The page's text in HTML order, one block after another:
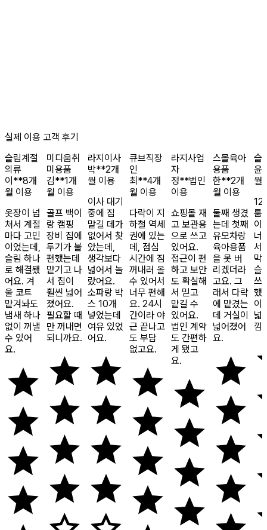
실제 이용 고객 후기
슬림계절
의류
이**8개
월 이용
옷장이 넘
쳐서 계절
마다 고민
이었는데,
슬림 하나
로 해결됐
어요. 겨
울 코트
맡겨놔도
냄새 하나
없이 꺼낼
수 있어
요.
미디움취
미용품
김**1개
월 이용
골프 백이
랑 캠핑
장비 집에
두기가 불
편했는데
맡기고 나
서 집이
훨씬 넓어
졌어요.
필요할 때
만 꺼내면
되니까요.
라지이사
박**2개
월 이용
이사 대기
중에 짐
맡길 데가
없어서 찾
았는데,
생각보다
넓어서 놀
랐어요.
소파랑 박
스 10개
넣었는데
여유 있었
어요.
큐브직장
인
최**4개
월 이용
다락이 지
하철 역세
권에 있는
데, 점심
시간에 짐
꺼내러 올
수 있어서
너무 편해
요. 24시
간이라 야
근 끝나고
도 부담
없고요.
라지사업
자
정**법인
이용
쇼핑몰 재
고 보관용
으로 쓰고
있어요.
접근이 편
하고 보안
도 확실해
서 믿고
맡길 수
있어요.
법인 계약
도 간편하
게 됐고
요.
스몰육아
용품
한**2개
월 이용
둘째 생겼
는데 첫째
유모차랑
육아용품
을 못 버
리겠더라
고요. 그
래서 다락
에 맡겼는
데 거실이
넓어졌어
요.
슬
윤
월
12
룸
이
너
서
막
슬
쓰
했
이
넓
낌